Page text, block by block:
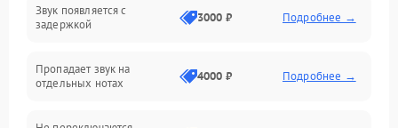
Подключения и интерфейсы
Звук появляется с
задержкой
3000 ₽ Подробнее →
Пропадает звук на
отдельных нотах
4000 ₽ Подробнее →